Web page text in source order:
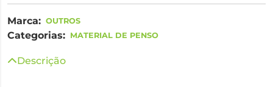
Marca: OUTROS
Categorias: MATERIAL DE PENSO
Descrição